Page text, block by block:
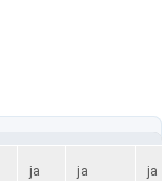
ja ja ja